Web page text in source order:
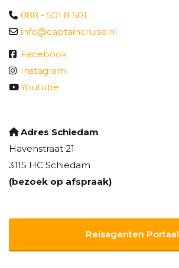
088 - 501 8 501
info@captaincruise.nl
Facebook
Instagram
Youtube
Adres Schiedam
Havenstraat 21
3115 HC Schiedam
(bezoek op afspraak)
Reisagenten Portaal